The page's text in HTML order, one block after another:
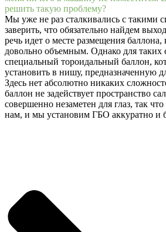
решить такую проблему?
Мы уже не раз сталкивались с такими
заверить, что обязательно найдем
речь идет о месте размещения баллона,
довольно объемным. Однако для таких
специальный тороидальный баллон,
установить в нишу, предназначенную
Здесь нет абсолютно никаких
баллон не задействует пространство
совершенно незаметен для глаз, так
нам, и мы установим ГБО аккуратно и